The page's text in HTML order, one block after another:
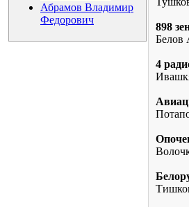
Абрамов Владимир
Федорович
898
Белов
4